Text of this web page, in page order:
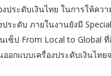
ประดับเงินไทย ในการให้ควา
ประดับ ภายในงานยังมี
เซ็ป From Local to Global
ออกแบบเครื่องประดับเงินไท